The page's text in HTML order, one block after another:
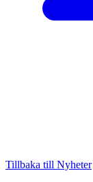
Tillbaka till Nyheter